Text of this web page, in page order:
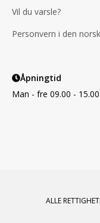
Vil du varsle?
Personvern i den
Åpningtid
Man - fre 09.00 - 15.00.
ALLE